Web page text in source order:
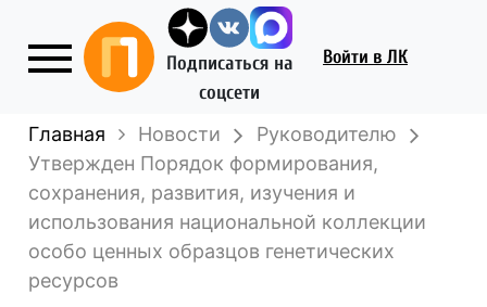
Подписаться на
соцсети
Войти в ЛК
Главная Новости
Руководителю
Утвержден Порядок формирования,
сохранения, развития, изучения и
использования национальной коллекции
особо ценных образцов генетических
ресурсов